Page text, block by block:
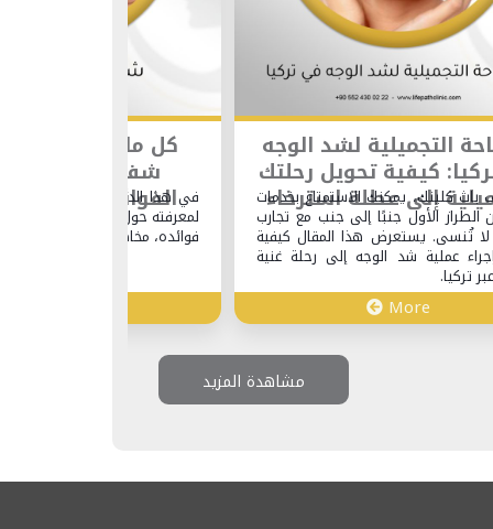
لشد الوجه
تحويل رحلتك
عطلة استرخاء
الاستمتاع بخدمات
جنبًا إلى جنب مع تجارب
هذا المقال كيفية
الوجه إلى رحلة غنية
كل ما تحتاج لمعرفته حول
شفط الدهون بالفيزر:
الفوائد، المخاطر، والنتائج
في هذا الدليل الشامل، سنتناول كل ما
لمعرفته حول شفط الدهون بالفيزر، بما في
فوائده، مخاطر، والنتائج المتوقعة.
مشاهدة المزيد